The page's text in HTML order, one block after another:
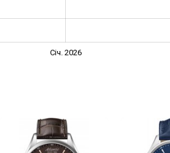
Січ. 2026